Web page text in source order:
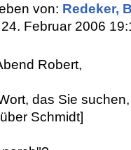
von: Redeker,
Februar 2006
Robert,
das Sie
Schmidt]